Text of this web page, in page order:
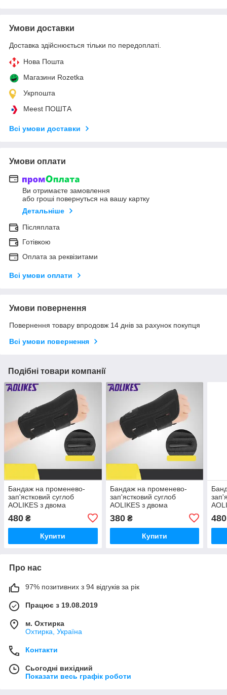
Умови доставки
Доставка здійснюється тільки по передоплаті.
Нова Пошта
Магазини Rozetka
Укрпошта
Meest ПОШТА
Всі умови доставки
Умови оплати
Ви отримаєте замовлення
або гроші повернуться на вашу картку
Детальніше
Післяплата
Готівкою
Оплата за реквізитами
Всі умови оплати
Умови повернення
Повернення товару впродовж 14 днів за рахунок покупця
Всі умови повернення
Подібні товари компанії
Бандаж на променево-
зап'ястковий суглоб
AOLIKES з двома
пластинами жорсткості на
ліву руку М 01463
480 ₴
Купити
Бандаж на променево-
зап'ястковий суглоб
AOLIKES з двома
пластинами жорсткості на
ліву руку S 01466
380₴
Купити
480
Про нас
97% позитивних з 94 відгуків за рік
Працює з 19.08.2019
м. Охтирка
Охтирка, Україна
Контакти
Сьогодні вихідний
Показати весь графік роботи